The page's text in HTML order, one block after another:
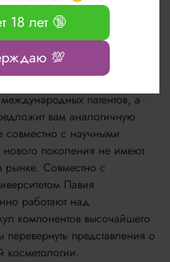
риска для кожи.
один бренд, выпускающий
патентов, а
вам аналогичную
с научными
поколения не имеют
рынке. Совместно с
Павия
работают над
компонентов высочайшего
перевернуть представления о
косметологии.
18 лет 🔞
💯